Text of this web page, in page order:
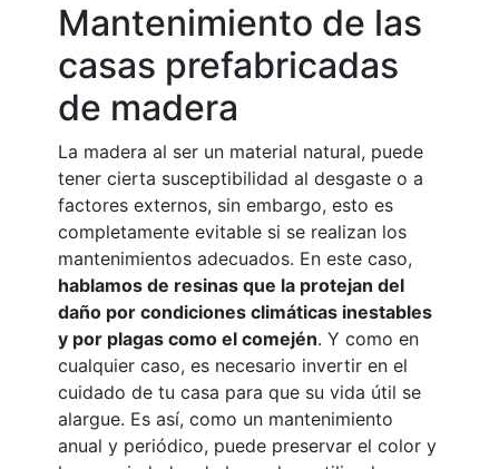
Mantenimiento de las
casas prefabricadas
de madera
La madera al ser un material natural, puede
tener cierta susceptibilidad al desgaste o a
factores externos, sin embargo, esto es
completamente evitable si se realizan los
mantenimientos adecuados. En este caso,
hablamos de resinas que la protejan del
daño por condiciones climáticas inestables
y por plagas como el comején. Y como en
cualquier caso, es necesario invertir en el
cuidado de tu casa para que su vida útil se
alargue. Es así, como un mantenimiento
anual y periódico, puede preservar el color y